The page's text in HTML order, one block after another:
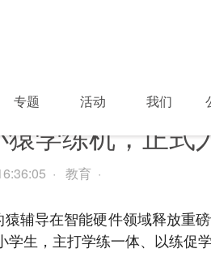
专题 活动 我们
学练机，正式
· 教育 ·
猿辅导在智能硬件领域释放
学生，主打学练一体、以练促